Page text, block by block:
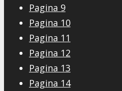
Pagina 9
Pagina 10
Pagina 11
Pagina 12
Pagina 13
Pagina 14